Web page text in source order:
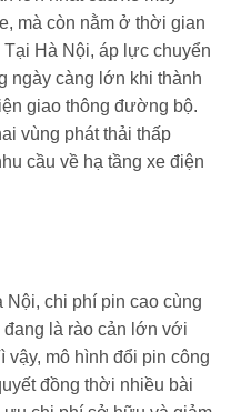
mà còn nằm ở thời gian
Hà Nội, áp lực chuyển
ngày càng lớn khi thành
giao thông đường bộ.
vùng phát thải thấp
cầu về hạ tầng xe điện
chi phí pin cao cùng
là rào cản lớn với
vậy, mô hình đổi pin công
đồng thời nhiều bài